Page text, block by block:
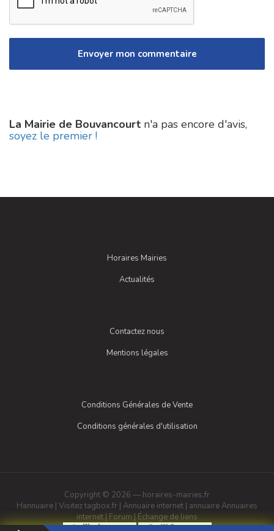
La Mairie de Bouvancourt n'a pas encore d'avis,
soyez le premier !
Horaires Mairies
Actualités
Contactez nous
Mentions légales
Conditions Générales de Vente
Conditions générales d'utilisation
Copyright © 2026 — horaires-mairies.fr
Hannuaire | Visitez tagbox.fr | Annuaire internet | annuaireAnnuaires
internet| Forum | Échange de liens